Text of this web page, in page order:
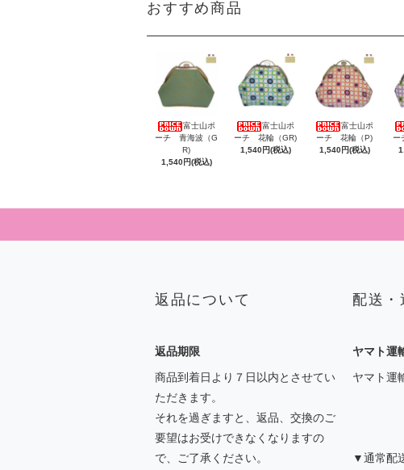
おすすめ商品
富士山ポ
ーチ 青海波（G
R)
1,540円(税込)
富士山ポ
ーチ 花輪（GR)
1,540円(税込)
富士山ポ
ーチ 花輪（P)
1,540円(税込)
ー
返品について
返品期限
商品到着日より７日以内とさせてい
ただきます。
それを過ぎますと、返品、交換のご
要望はお受けできなくなりますの
で、ご了承ください。
配送・
ヤマト運
ヤマト運
▼通常配